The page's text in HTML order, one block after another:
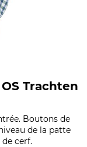
Trachten
Boutons de
de la patte
cerf.